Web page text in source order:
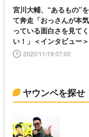
宮川大輔、“あるもの”
て奔走「おっさんが本
っている面白さを見て
い！」＜インタビュー＞
2020/11/19 07:00
ヤウンペを探せ